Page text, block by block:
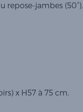
repose-jambes (50°).
x H57 à 75 cm.